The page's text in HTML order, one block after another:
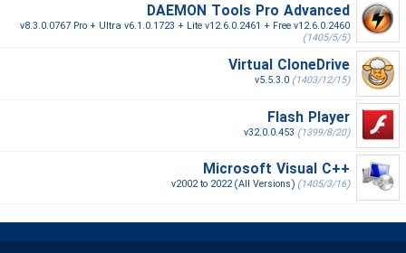
DAEMON Tools Pro Advanced
v8.3.0.0767 Pro + Ultra v6.1.0.1723 + Lite v12.6.0.2461 + Free v12.6.0.2460
(1405/5/5)
Virtual CloneDrive
v5.5.3.0 (1403/12/15)
Flash Player
v32.0.0.453 (1399/8/20)
Microsoft Visual C++‎
v2002 to 2022 (All Versions) (1405/3/16)